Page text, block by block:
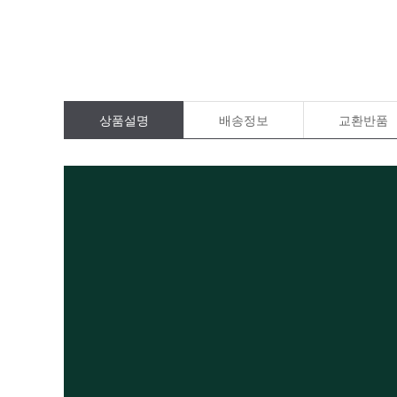
상품설명 배송정보 교환반품